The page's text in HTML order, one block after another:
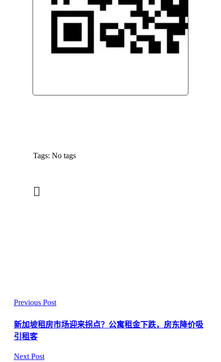
Tags: No tags
Previous Post
新加坡租房市场迎来拐点？公寓租金下跌，房东降价吸
引租客
Next Post